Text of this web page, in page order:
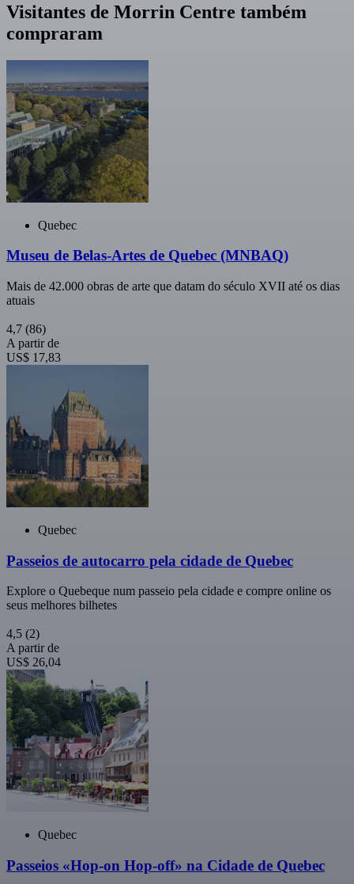
Visitantes de Morrin Centre também
compraram
Quebec
Museu de Belas-Artes de Quebec (MNBAQ)
Mais de 42.000 obras de arte que datam do século XVII até os dias
atuais
4,7 (86)
A partir de
US$ 17,83
Quebec
Passeios de autocarro pela cidade de Quebec
Explore o Quebeque num passeio pela cidade e compre online os
seus melhores bilhetes
4,5 (2)
A partir de
US$ 26,04
Quebec
Passeios «Hop-on Hop-off» na Cidade de Quebec